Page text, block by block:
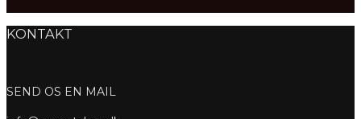
KONTAKT
SEND OS EN MAIL